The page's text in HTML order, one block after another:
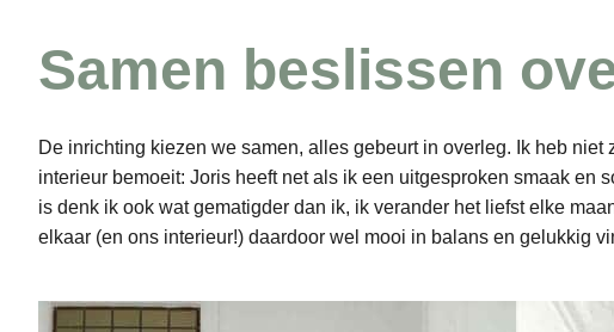
Samen beslissen
De inrichting kiezen we samen, alles gebeurt in overleg. Ik heb
interieur bemoeit: Joris heeft net als ik een uitgesproken smaak en
is denk ik ook wat gematigder dan ik, ik verander het liefst elke
elkaar (en ons interieur!) daardoor wel mooi in balans en gelukkig